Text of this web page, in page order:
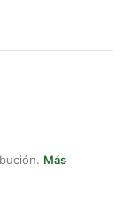
Más